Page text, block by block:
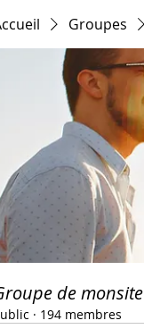
Groupes
de monsite
· 194 membres